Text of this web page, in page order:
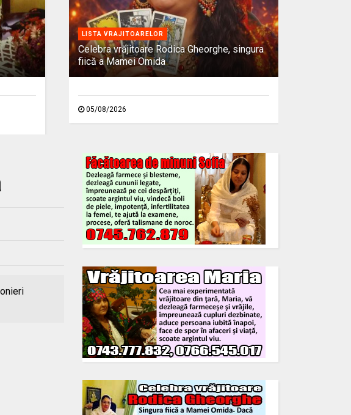
LISTA VRAJITOARELOR
Celebra vrăjitoare Rodica Gheorghe, singura
fiică a Mamei Omida
05/08/2026